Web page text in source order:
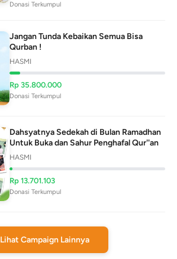
Donasi Terkumpul
Jangan Tunda Kebaikan Semua Bisa
Qurban !
HASMI
Rp 35.800.000
Donasi Terkumpul
Dahsyatnya Sedekah di Bulan Ramadhan
Untuk Buka dan Sahur Penghafal Qur''an
HASMI
Rp 13.701.103
Donasi Terkumpul
Lihat Campaign Lainnya